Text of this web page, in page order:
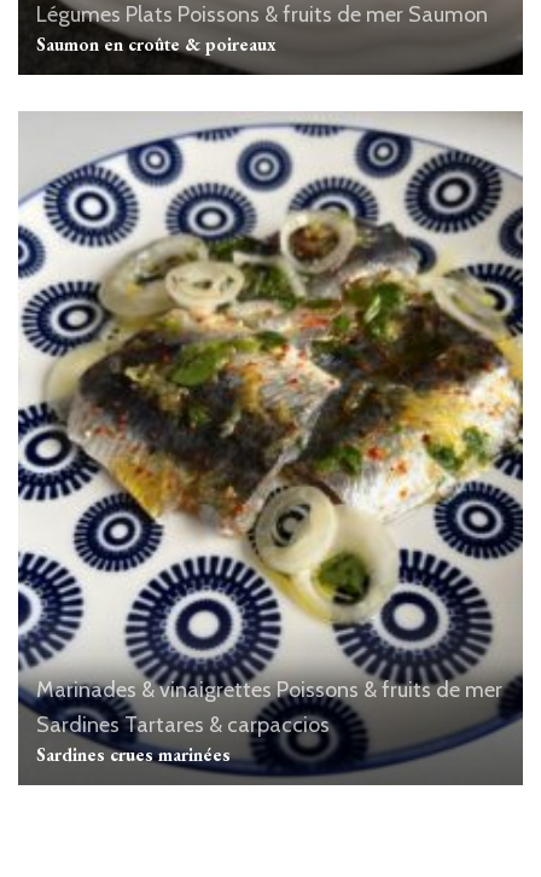
Légumes Plats Poissons & fruits de mer Saumon
Saumon en croûte & poireaux
Marinades & vinaigrettesPoissons & fruits de mer
SardinesTartares & carpaccios
Sardines crues marinées